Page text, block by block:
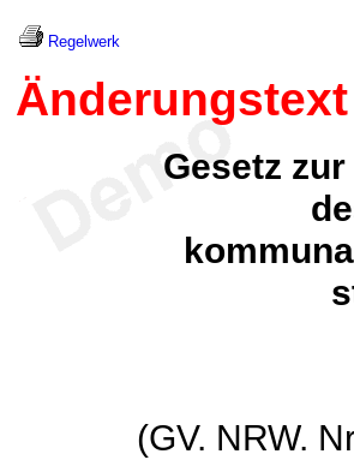
Regelwerk
Änderungstext
Gesetz
(GV. NRW.